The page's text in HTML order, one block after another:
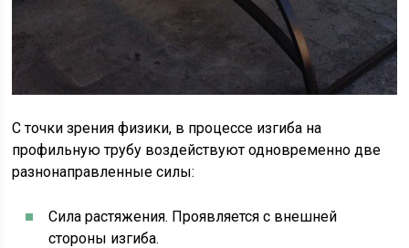
С точки зрения физики, в процессе изгиба на
профильную трубу воздействуют одновременно две
разнонаправленные силы:
Сила растяжения. Проявляется с внешней
стороны изгиба.